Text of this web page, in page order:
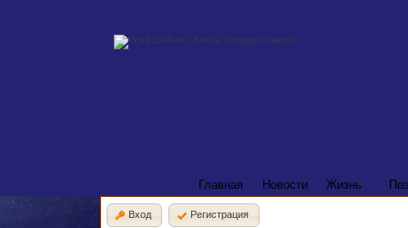
Главная Новости Жизнь
Вход
Регистрация